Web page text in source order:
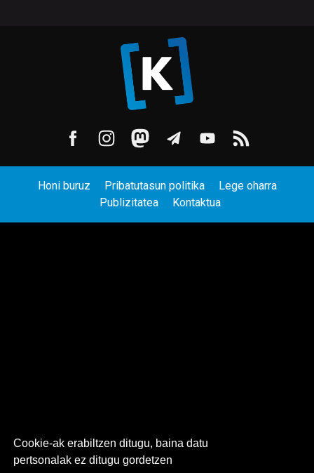
Cookie-ak erabiltzen ditugu, baina datu
pertsonalak ez ditugu gordetzen
Honi buruz Pribatutasun politika
Lege oharra
Publizitatea
Kontaktua